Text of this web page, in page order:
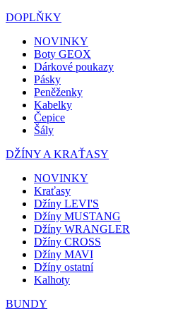
DOPLŇKY
NOVINKY
Boty GEOX
Dárkové poukazy
Pásky
Peněženky
Kabelky
Čepice
Šály
DŽÍNY A KRAŤASY
NOVINKY
Kraťasy
Džíny LEVI'S
Džíny MUSTANG
Džíny WRANGLER
Džíny CROSS
Džíny MAVI
Džíny ostatní
Kalhoty
BUNDY